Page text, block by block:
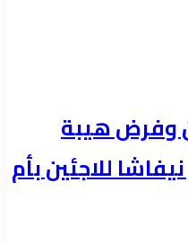
وفرض هيبة
للاجئين بأم